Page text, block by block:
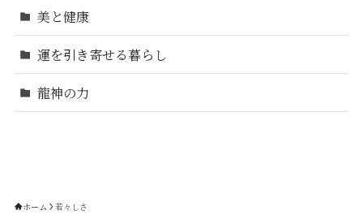
美と健康
運を引き寄せる暮らし
龍神の力
ホーム 若々しさ